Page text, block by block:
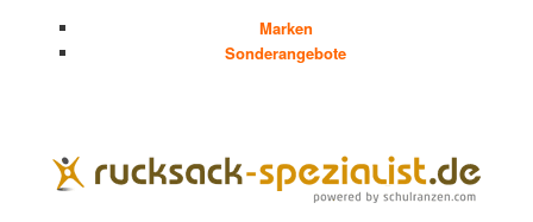
Marken
Sonderangebote